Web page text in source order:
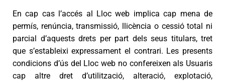
En cap cas l’accés al Lloc web implica cap mena de
permís, renúncia, transmissió, llicència o cessió total ni
parcial d’aquests drets per part dels seus titulars, tret
que s’estableixi expressament el contrari. Les presents
condicions d’ús del Lloc web no confereixen als Usuaris
cap altre dret d’utilització, alteració, explotació,